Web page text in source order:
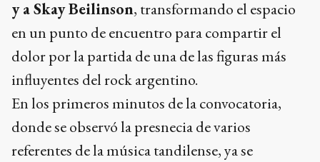
y a Skay Beilinson, transformando el espacio
en un punto de encuentro para compartir el
dolor por la partida de una de las figuras más
influyentes del rock argentino.
En los primeros minutos de la convocatoria,
donde se observó la presnecia de varios
referentes de la música tandilense, ya se